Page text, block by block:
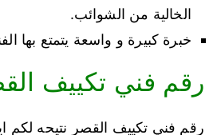
الخالية من الشوائب.
خبرة كبيرة و واسعة يتمتع بها
رقم فني تكييف
رقم فني تكييف القصر نتيحه لكم